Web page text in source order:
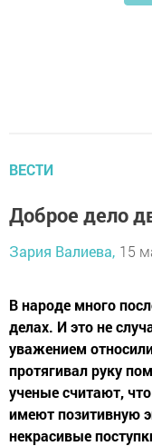
ВЕСТИ
Доброе дело
Зария Валиева, 15
В народе много
делах. И это не
уважением
протягивал руку
ученые считают,
имеют позитивную
некрасивые